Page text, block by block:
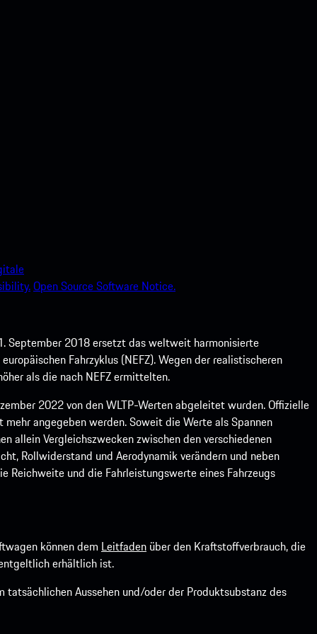
Open Source Software Notice.
September 2018 ersetzt das weltweit harmonisierte
Fahrzyklus (NEFZ). Wegen der realistischeren
als die nach NEFZ ermittelten.
2022 von den WLTP-Werten abgeleitet wurden. Offizielle
angegeben werden. Soweit die Werte als Spannen
allein Vergleichszwecken zwischen den verschiedenen
Rollwiderstand und Aerodynamik verändern und neben
Reichweite und die Fahrleistungswerte eines Fahrzeugs
können dem Leitfaden über den Kraftstoffverbrauch, die
erhältlich ist.
Aussehen und/oder der Produktsubstanz des